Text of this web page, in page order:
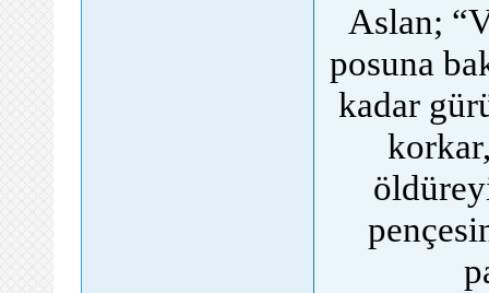
Aslan;
posuna
kadar